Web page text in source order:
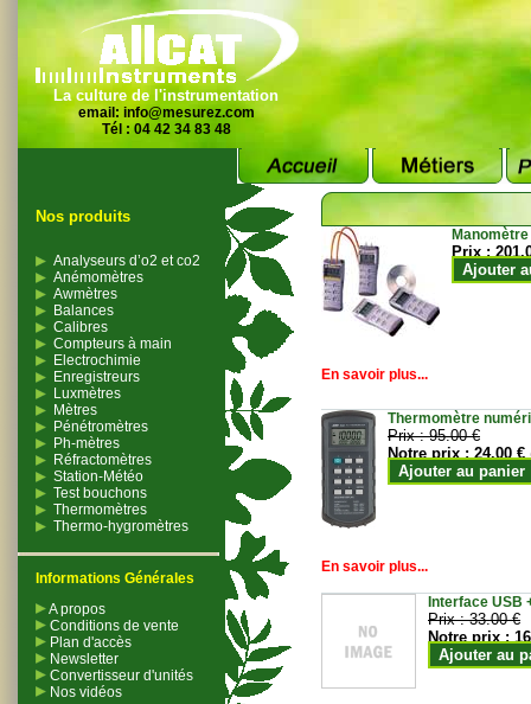
La culture de l'instrumentation
email: info@mesurez.com
Tél : 04 42 34 83 48
Nos produits
Analyseurs d’o2 et co2
Anémomètres
Awmètres
Balances
Calibres
Compteurs à main
Electrochimie
Enregistreurs
Luxmètres
Mètres
Pénétromètres
Ph-mètres
Réfractomètres
Station-Météo
Test bouchons
Thermomètres
Thermo-hygromètres
Informations Générales
A propos
Conditions de vente
Plan d'accès
Newsletter
Convertisseur d'unités
Nos vidéos
Prix :
Ajouter
En savoir plus...
Thermomètre
Prix :95.00 €
Notre prix :24.00 €
Ajouter au panier
En savoir plus...
Interface USB
Prix :33.00 €
Notre prix :
Ajouter au